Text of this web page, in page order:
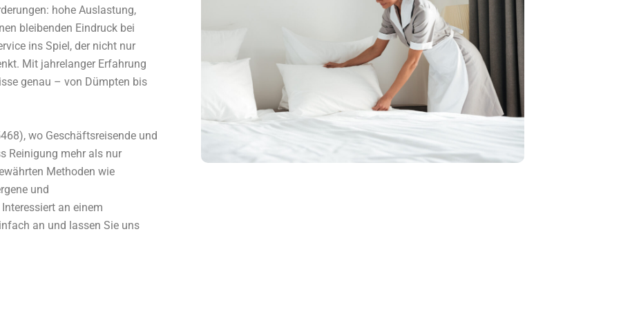
hohe Auslastung,
bleibenden Eindruck bei
ins Spiel, der nicht nur
Mit jahrelanger Erfahrung
genau – von Dümpten bis
wo Geschäftsreisende und
Reinigung mehr als nur
Methoden wie
und
an einem
an und lassen Sie uns